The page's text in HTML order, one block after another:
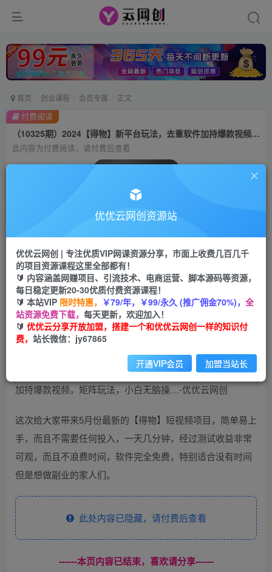
首页 创业课程 会员专属 正文
（10325期）2024【得物】新平台玩法，去重软件加持爆款视频，矩阵玩法，小白无脑操…
此内容为付费阅读，请付费后查看
会员专属资源
您暂无购买权限，请先开通会员
开通会员
付费阅读
（10325期）2024【得物】新平台玩法，去重软件
加持爆款视频，矩阵玩法，小白无脑操…
优优云网创
2年前更新
关注 私信
这次给大家带来5月份最新的【得物】短视频项目，简单易上
手，而且不需要任何投入，一天几分钟，经过测试收益非常
可观，而且不浪费时间，软件完全免费，特别适合没有时间
但是想做副业的家人们。
此处内容已隐藏，请付费后查看
------本页内容已结束，喜欢请分享------
优优云网创资源站
优优云网创 | 专注优质VIP网课资源分享，市面上收费几百几千
的项目资源课程这里全部都有！
🔰 内容涵盖网赚项目、引流技术、电商运营、脚本源码等资源，
每日稳定更新20-30优质付费资源课程！
🔰 本站VIP 限时特惠， ￥79/年，￥99/永久 (推广佣金70%)， 全
站资源免费下载， 每天更新，欢迎加入！
🔰 优优云分享开放加盟，搭建一个和优优云网创一样的知识付
费， 站长微信：jy67865
开通VIP会员 加盟当站长